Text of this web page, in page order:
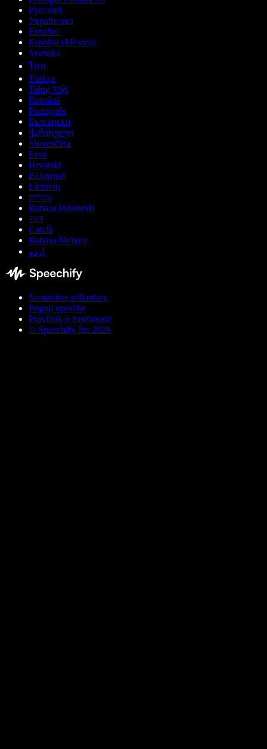
Русский
Українська
Español
Español (México)
Svenska
ไทย
Türkçe
Tiếng Việt
Română
Português
Български
ქართული
Slovenčina
Eesti
Hrvatski
Ελληνικά
Lietuvių
עברית
Bahasa Indonesia
বাংলা
Català
Bahasa Melayu
اردو
Nastavitve piškotkov
Pogoji uporabe
Pravilnik o zasebnosti
© Speechify Inc 2026